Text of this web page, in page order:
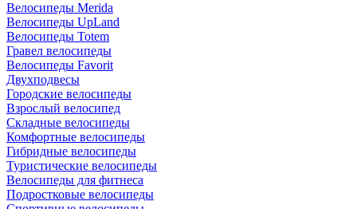
Велосипеды Merida
Велосипеды UpLand
Велосипеды Totem
Гравел велосипеды
Велосипеды Favorit
Двухподвесы
Городские велосипеды
Взрослый велосипед
Складные велосипеды
Комфортные велосипеды
Гибридные велосипеды
Туристические велосипеды
Велосипеды для фитнеса
Подростковые велосипеды